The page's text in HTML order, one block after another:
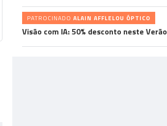
PATROCINADO ALAIN AFFLELOU ÓPTICO
Visão com IA: 50% desconto neste Verão